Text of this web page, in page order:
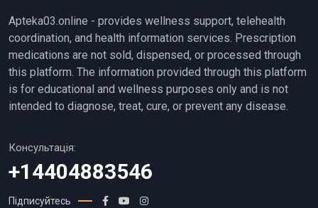
Apteka03.online - provides wellness support, telehealth
coordination, and health information services. Prescription
medications are not sold, dispensed, or processed through
this platform. The information provided through this platform
is for educational and wellness purposes only and is not
intended to diagnose, treat, cure, or prevent any disease.
Консультація:
+14404883546
Підписуйтесь